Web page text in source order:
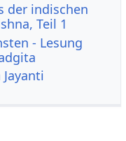
der indischen
Teil 1
- Lesung